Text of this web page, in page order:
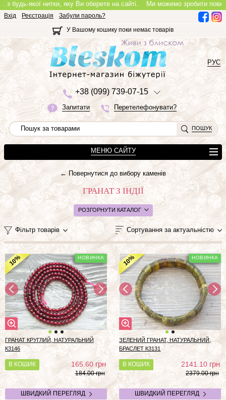
нитки, яку Ви оберете на сайті.Ми можемо зробити повноцінне
Вхід Реєстрація
Забули пароль?
У Вашому кошику поки немає товарів
+38 (099) 739-07-15
Запитати Перетелефонувати?
РУС
ПОШУК
МЕНЮ САЙТУ
← Повернутися до вибору каменів
ГРАНАТ З ІНДІЇ
РОЗГОРНУТИ КАТАЛОГ
Фільтр товарів Сортування за актуальністю
10%
ГРАНАТ КРУГЛИЙ, НАТУРАЛЬНИЙ
К3146
В КОШИК 165.60грн
184.00 грн
ШВИДКИЙ ПЕРЕГЛЯД
10%
ЗЕЛЕНИЙ ГРАНАТ, НАТУРАЛЬНИЙ,
БРАСЛЕТ К3131
В КОШИК 2141.10грн
2379.00 грн
ШВИДКИЙ ПЕРЕГЛЯД